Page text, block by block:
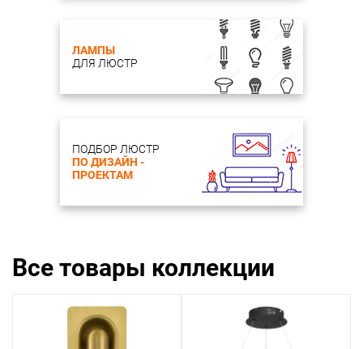
ЛАМПЫ
ДЛЯ ЛЮСТР
ПОДБОР ЛЮСТР
ПО ДИЗАЙН -
ПРОЕКТАМ
Все товары коллекции